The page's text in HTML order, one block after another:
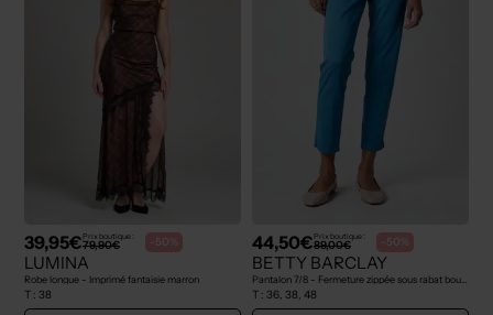
39,95€Prix boutique :
79,90€ -50%
LUMINA
Robe longue - Imprimé fantaisie marron
T : 38
44,50€Prix boutique :
89,00€ -50%
BETTY BARCLAY
T : 36, 38, 48